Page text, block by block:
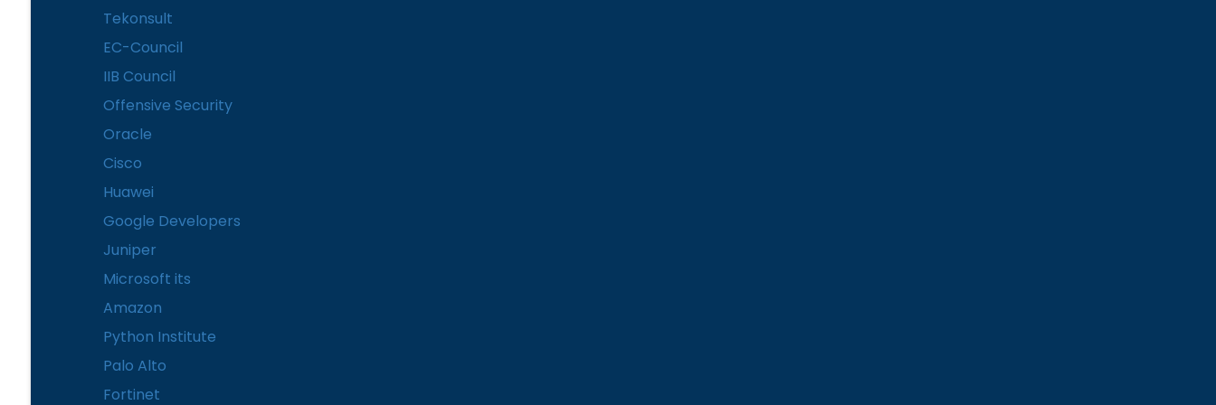
Tekonsult
EC-Council
IIB Council
Offensive Security
Oracle
Cisco
Huawei
Google Developers
Juniper
Microsoft its
Amazon
Python Institute
Palo Alto
Fortinet